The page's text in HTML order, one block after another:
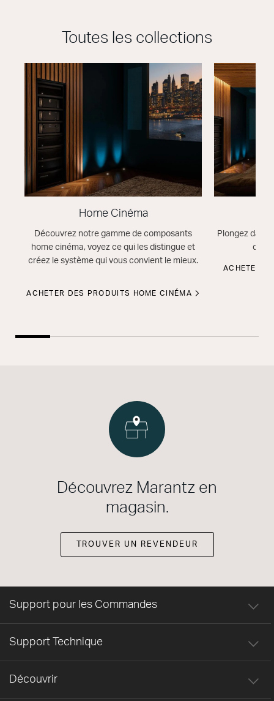
Toutes les collections
Home Cinéma
Découvrez notre gamme de composants
home cinéma, voyez ce qui les distingue et
créez le système qui vous convient le mieux.
ACHETER DES PRODUITS HOME CINÉMA
Plongez dans
ACHETER
Découvrez Marantz en
magasin.
TROUVER UN REVENDEUR
Support pour les Commandes
Support Technique
Découvrir